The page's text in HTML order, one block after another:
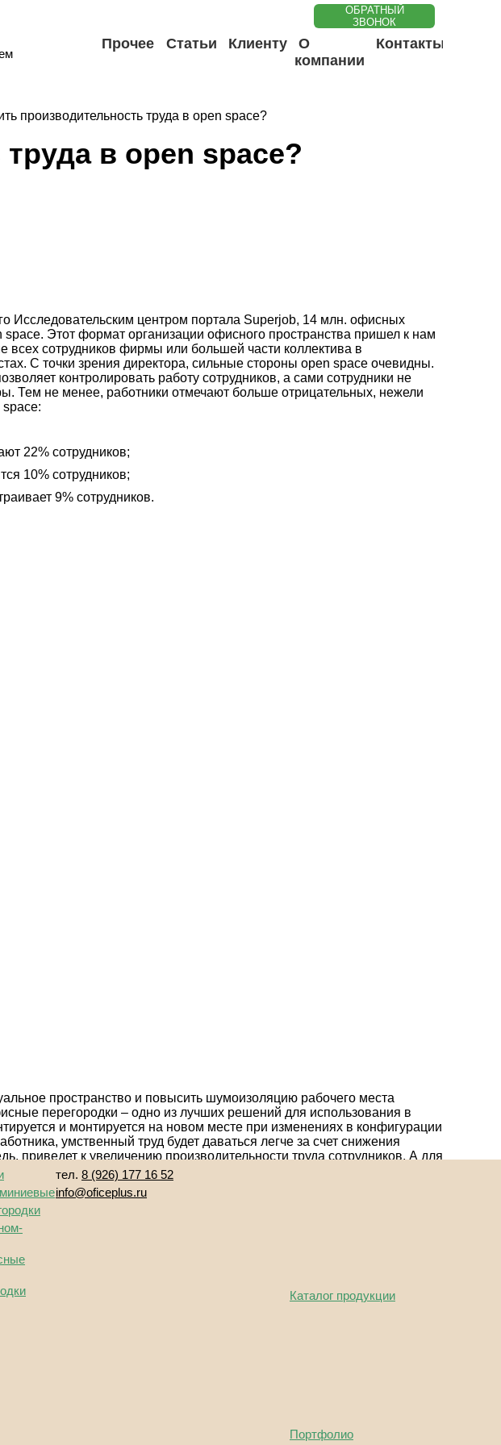
ОБРАТНЫЙ
ЗВОНОК
Прочее Статьи Клиенту
О
компании
Контакты
производительность труда в open space?
в open space?
Исследовательским центром портала Superjob, 14 млн. офисных
Этот формат организации офисного пространства пришел к нам
всех сотрудников фирмы или большей части коллектива в
С точки зрения директора, сильные стороны open space очевидны.
контролировать работу сотрудников, а сами сотрудники не
Тем не менее, работники отмечают больше отрицательных, нежели
22% сотрудников;
10% сотрудников;
9% сотрудников.
пространство и повысить шумоизоляцию рабочего места
перегородки – одно из лучших решений для использования в
и монтируется на новом месте при изменениях в конфигурации
умственный труд будет даваться легче за счет снижения
приведет к увеличению производительности труда сотрудников. А для
перегородкимогут быть выполнены из стекла – наполовину либо
тел. 8 (926) 177 16 52
info@oficeplus.ru
Каталог продукции
Портфолио